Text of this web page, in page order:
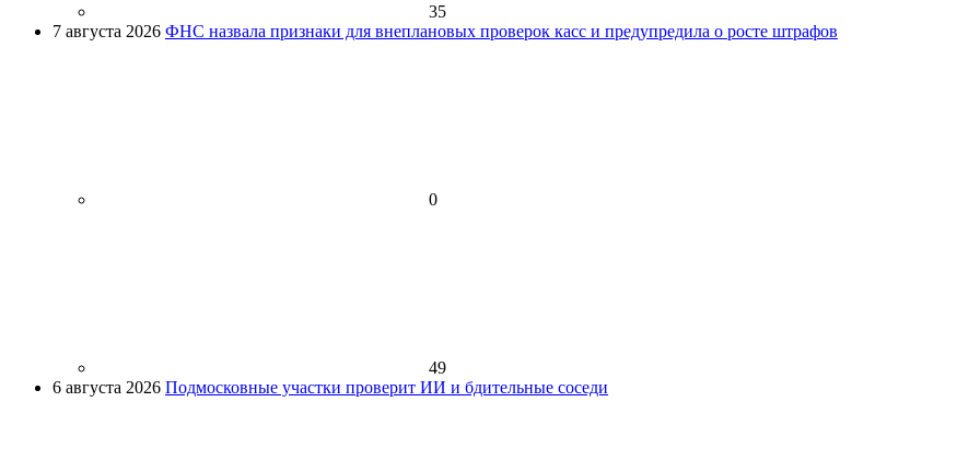
35
7 августа 2026 ФНС назвала признаки для внеплановых проверок касс и предупредила о росте штрафов
0
49
6 августа 2026 Подмосковные участки проверит ИИ и бдительные соседи